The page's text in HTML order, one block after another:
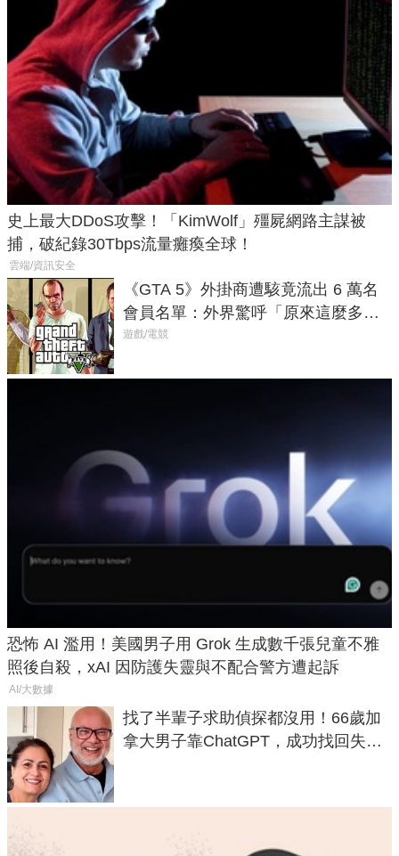
史上最大DDoS攻擊！「KimWolf」殭屍網路主謀被
捕，破紀錄30Tbps流量癱瘓全球！
雲端/資訊安全
《GTA 5》外掛商遭駭竟流出 6 萬名
會員名單：外界驚呼「原來這麼多人
在開掛！」
遊戲/電競
恐怖 AI 濫用！美國男子用 Grok 生成數千張兒童不雅
照後自殺，xAI 因防護失靈與不配合警方遭起訴
AI/大數據
找了半輩子求助偵探都沒用！66歲加
拿大男子靠ChatGPT，成功找回失散